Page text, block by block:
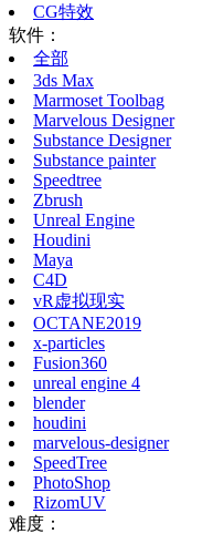
CG特效
软件：
全部
3ds Max
Marmoset Toolbag
Marvelous Designer
Substance Designer
Substance painter
Speedtree
Zbrush
Unreal Engine
Houdini
Maya
C4D
vR虚拟现实
OCTANE2019
x-particles
Fusion360
unreal engine 4
blender
houdini
marvelous-designer
SpeedTree
PhotoShop
RizomUV
难度：